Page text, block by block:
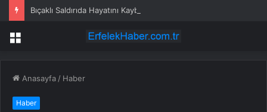
Menü
Anasayfa / Haber
Haber